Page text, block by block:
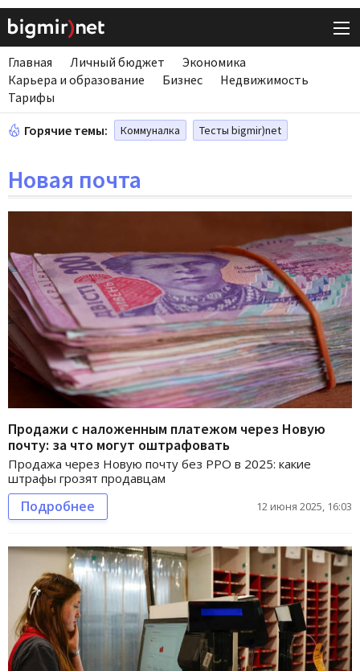
Главная Личный бюджет
Экономика
Карьера и образование
Бизнес
Недвижимость
Тарифы
Горячие темы: Коммуналка Тесты bigmir)net
Новая почта
Продажи с наложенным платежом через Новую
почту: за что могут оштрафовать
Продажа через Новую почту без РРО в 2025: какие
штрафы грозят продавцам
Подробнее 12 июня 2025, 16:03